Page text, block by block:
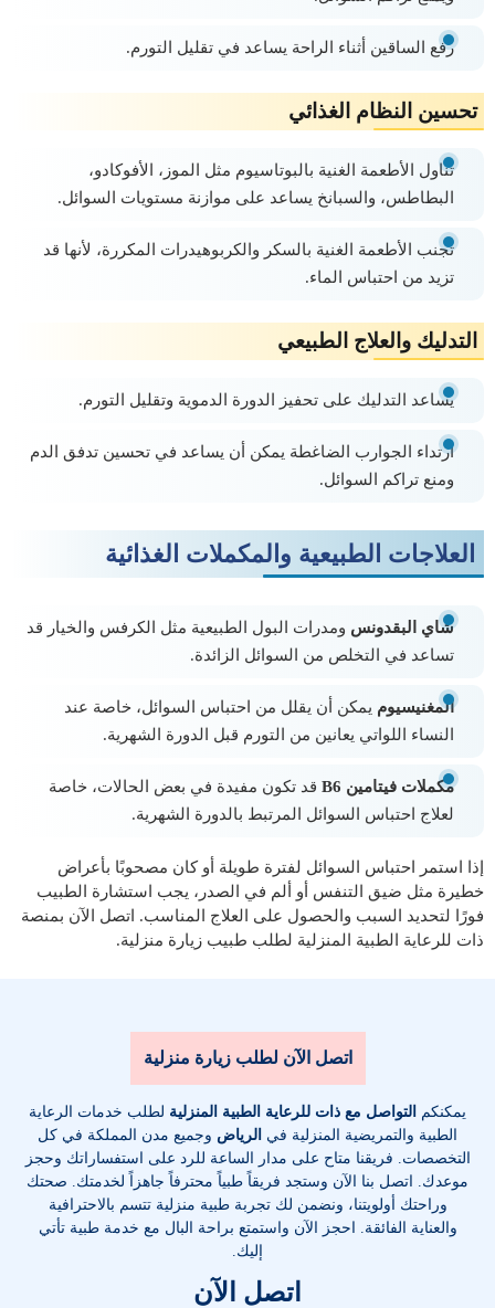
رفع الساقين أثناء الراحة يساعد في تقليل التورم.
تحسين النظام الغذائي
تناول الأطعمة الغنية بالبوتاسيوم مثل الموز، الأفوكادو،
البطاطس، والسبانخ يساعد على موازنة مستويات السوائل.
تجنب الأطعمة الغنية بالسكر والكربوهيدرات المكررة، لأنها قد
تزيد من احتباس الماء.
التدليك والعلاج الطبيعي
يساعد التدليك على تحفيز الدورة الدموية وتقليل التورم.
ارتداء الجوارب الضاغطة يمكن أن يساعد في تحسين تدفق الدم
ومنع تراكم السوائل.
العلاجات الطبيعية والمكملات الغذائية
شاي البقدونس ومدرات البول الطبيعية مثل الكرفس والخيار قد
تساعد في التخلص من السوائل الزائدة.
المغنيسيوم يمكن أن يقلل من احتباس السوائل، خاصة عند
النساء اللواتي يعانين من التورم قبل الدورة الشهرية.
مكملات فيتامين B6
قد تكون مفيدة في بعض الحالات، خاصة
لعلاج احتباس السوائل المرتبط بالدورة الشهرية.
إذا استمر احتباس السوائل لفترة طويلة أو كان مصحوبًا بأعراض
خطيرة مثل ضيق التنفس أو ألم في الصدر، يجب استشارة الطبيب
فورًا لتحديد السبب والحصول على العلاج المناسب. اتصل الآن بمنصة
ذات للرعاية الطبية المنزلية لطلب طبيب زيارة منزلية.
اتصل الآن لطلب زيارة منزلية
يمكنكم التواصل مع ذات للرعاية الطبية المنزلية لطلب خدمات الرعاية
الطبية والتمريضية المنزلية في الرياض وجميع مدن المملكة في كل
التخصصات. فريقنا متاح على مدار الساعة للرد على استفساراتك وحجز
موعدك. اتصل بنا الآن وستجد فريقاً طبياً محترفاً جاهزاً لخدمتك. صحتك
وراحتك أولويتنا، ونضمن لك تجربة طبية منزلية تتسم بالاحترافية
والعناية الفائقة. احجز الآن واستمتع براحة البال مع خدمة طبية تأتي
إليك.
اتصل الآن